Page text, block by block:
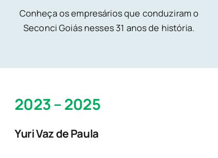
Conheça os empresários que conduziram o
Seconci Goiás nesses 31 anos de história.
2023 – 2025
Yuri Vaz de Paula